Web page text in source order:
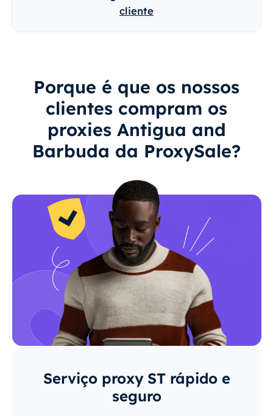
cliente
Porque é que os nossos
clientes compram os
proxies Antigua and
Barbuda da ProxySale?
Serviço proxy ST rápido e
seguro